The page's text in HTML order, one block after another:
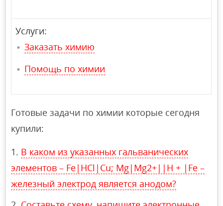
Услуги:
Заказать химию
Помощь по химии
Готовые задачи по химии которые сегодня
купили:
В каком из указанных гальванических
элементов – Fe|HCl|Cu; Mg|Mg2+||H + |Fe –
железный электрод является анодом?